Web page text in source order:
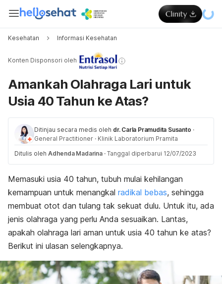
Kesehatan Informasi Kesehatan
Konten Disponsori oleh
Amankah Olahraga Lari untuk
Usia 40 Tahun ke Atas?
Ditinjau secara medis oleh dr. Carla Pramudita Susanto ·
General Practitioner · Klinik Laboratorium Pramita
Ditulis oleh Adhenda Madarina · Tanggal diperbarui 12/07/2023
Memasuki usia 40 tahun, tubuh mulai kehilangan
kemampuan untuk menangkal radikal bebas, sehingga
membuat otot dan tulang tak sekuat dulu. Untuk itu, ada
jenis olahraga yang perlu Anda sesuaikan. Lantas,
apakah olahraga lari aman untuk usia 40 tahun ke atas?
Berikut ini ulasan selengkapnya.